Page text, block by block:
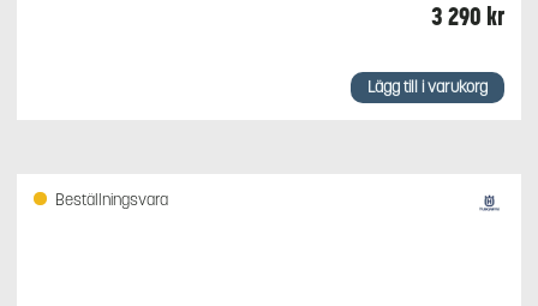
3 290 kr
Lägg till i varukorg
Beställningsvara